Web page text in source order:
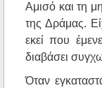
Αμισό και τη
της Δράμας.
εκεί που
διαβάσει
Όταν